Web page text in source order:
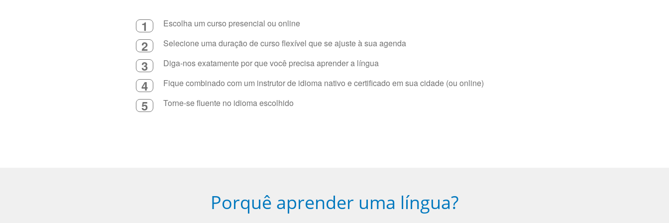
1 Escolha um curso presencial ou online
2 Selecione uma duração de curso flexível que se ajuste à sua agenda
3 Diga-nos exatamente por que você precisa aprender a língua
4 Fique combinado com um instrutor de idioma nativo e certificado em sua cidade (ou online)
5 Torne-se fluente no idioma escolhido
Porquê aprender uma língua?